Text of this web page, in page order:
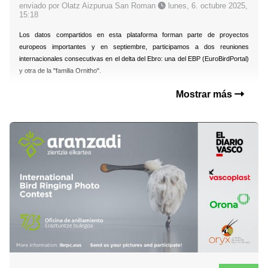
enviado por Olatz Aizpurua San Roman
lunes, 6. octubre 2025,
15:18
Los datos compartidos en esta plataforma forman parte de proyectos
europeos importantes y en septiembre, participamos a dos reuniones
internacionales consecutivas en el delta del Ebro: una del EBP (EuroBirdPortal)
y otra de la "familia Ornitho".
Mostrar más